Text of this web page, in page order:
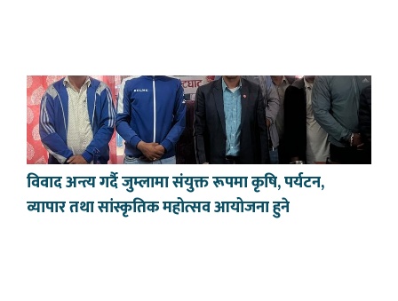
विवाद अन्त्य गर्दै जुम्लामा संयुक्त रूपमा कृषि, पर्यटन,
व्यापार तथा सांस्कृतिक महोत्सव आयोजना हुने